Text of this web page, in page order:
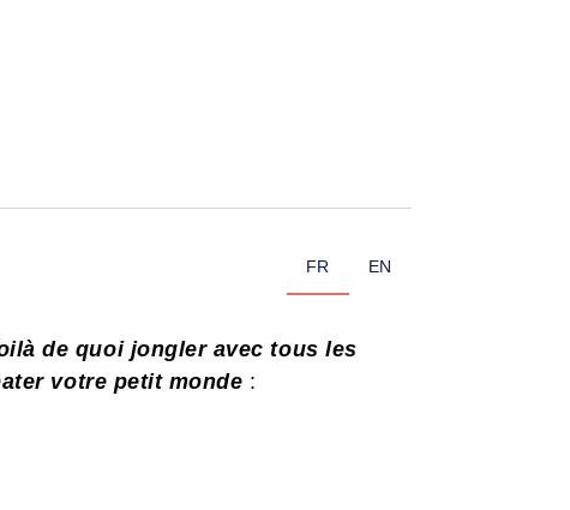
FR EN
de quoi jongler avec tous les
votre petit monde :